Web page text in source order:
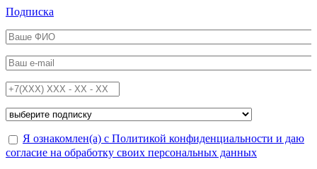
Перейти к основному содержанию
Подписка
ФИО*
Email*
Телефон*
Подписка на*
Обработка персональных данных*
Я ознакомлен(а) с Политикой конфиденциальности и даю
согласие на обработку своих персональных данных